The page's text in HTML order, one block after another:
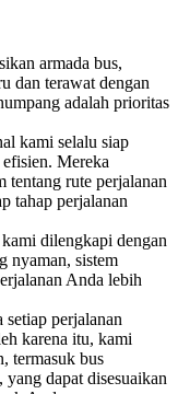
armada bus,
dan terawat dengan
adalah prioritas
kami selalu siap
Mereka
tentang rute perjalanan
tahap perjalanan
kami dilengkapi dengan
nyaman, sistem
Anda lebih
perjalanan
karena itu, kami
termasuk bus
dapat disesuaikan